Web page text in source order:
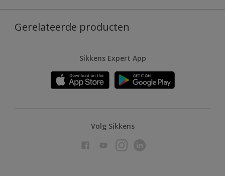
Gerelateerde producten
Sikkens Expert App
Volg Sikkens